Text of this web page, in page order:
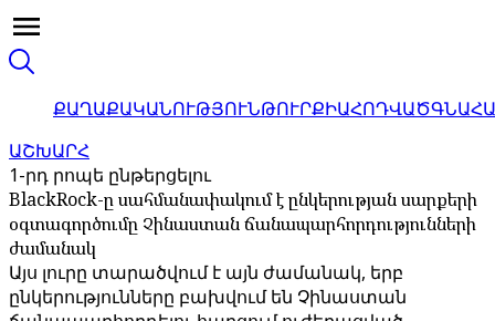
ՔԱՂԱՔԱԿԱՆՈՒԹՅՈՒՆԹՈՒՐՔԻԱՀՈԴՎԱԾ
ԱՇԽԱՐՀ
1-րդ րոպե ընթերցելու
BlackRock-ը սահմանափակում է ընկերության սարքերի
օգտագործումը Չինաստան ճանապարհորդությունների
ժամանակ
Այս լուրը տարածվում է այն ժամանակ, երբ
ընկերությունները բախվում են Չինաստան